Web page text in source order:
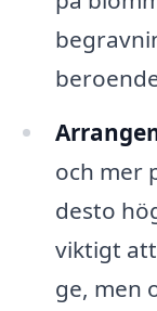
och mer
desto
viktigt
ge, men